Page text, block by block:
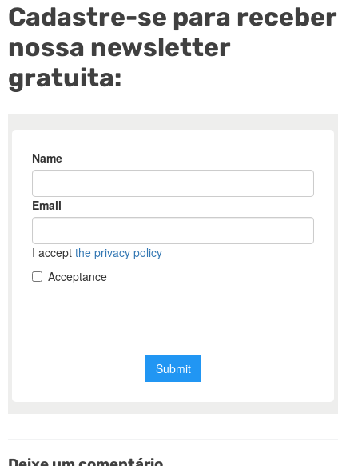
Cadastre-se para receber
nossa newsletter
gratuita: